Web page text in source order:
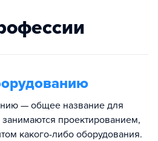
— общее название для
проектированием,
какого-либо оборудования.